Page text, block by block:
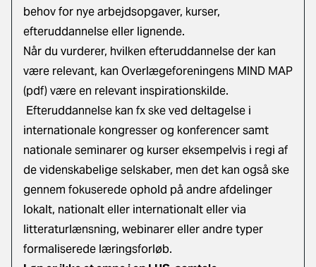
behov for nye arbejdsopgaver, kurser,
efteruddannelse eller lignende.
Når du vurderer, hvilken efteruddannelse der kan
være relevant, kan Overlægeforeningens MIND MAP
(pdf)være en relevant inspirationskilde.
Efteruddannelse kan fx ske ved deltagelse i
internationale kongresser og konferencer samt
nationale seminarer og kurser eksempelvis i regi af
de videnskabelige selskaber, men det kan også ske
gennem fokuserede ophold på andre afdelinger
lokalt, nationalt eller internationalt eller via
litteraturlænsning, webinarer eller andre typer
formaliserede læringsforløb.